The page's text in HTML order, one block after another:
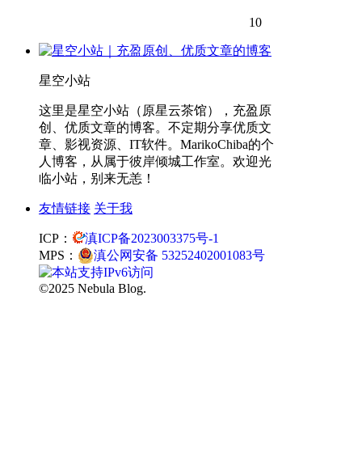
10
星空小站
这里是星空小站（原星云茶馆），充盈原
创、优质文章的博客。不定期分享优质文
章、影视资源、IT软件。MarikoChiba的个
人博客，从属于彼岸倾城工作室。欢迎光
临小站，别来无恙！
友情链接 关于我
ICP：
滇ICP备2023003375号-1
MPS：
滇公网安备 53252402001083号
©2025 Nebula Blog.